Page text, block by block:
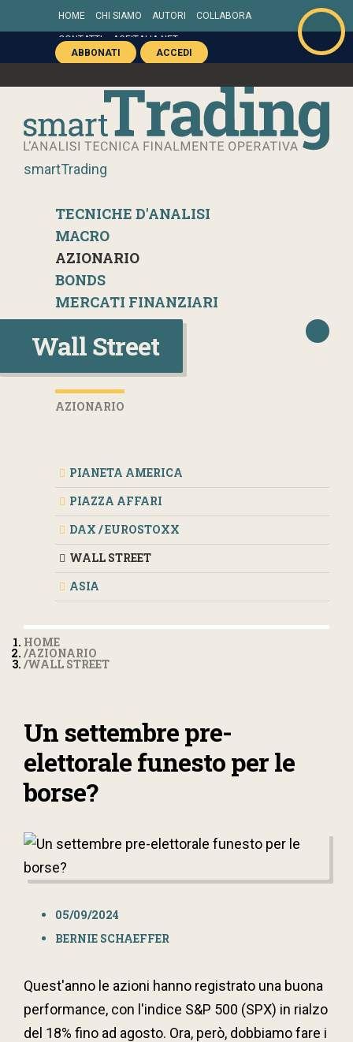
HOME CHI SIAMO AUTORI COLLABORA
CONTATTI
AGEITALIA.NET
ABBONATI
ACCEDI
smartTrading
TECNICHE D'ANALISI
MACRO
AZIONARIO
BONDS
MERCATI FINANZIARI
Wall Street
AZIONARIO
PIANETA AMERICA
PIAZZA AFFARI
DAX / EUROSTOXX
WALL STREET
ASIA
HOME
AZIONARIO
WALL STREET
Un settembre pre-
elettorale funesto per le
borse?
05/09/2024
BERNIE SCHAEFFER
Quest'anno le azioni hanno registrato una buona
performance, con l'indice S&P 500 (SPX) in rialzo
del 18% fino ad agosto. Ora, però, dobbiamo fare i